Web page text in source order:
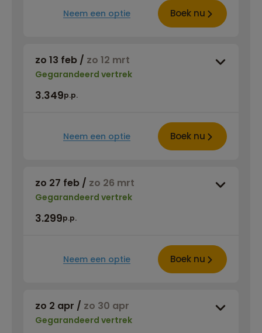
Neem een optie Boek nu
zo 13 feb / zo 12 mrt
Gegarandeerd vertrek
3.349p.p.
Neem een optie Boek nu
zo 27 feb / zo 26 mrt
Gegarandeerd vertrek
3.299p.p.
Neem een optie Boek nu
zo 2 apr / zo 30 apr
Gegarandeerd vertrek